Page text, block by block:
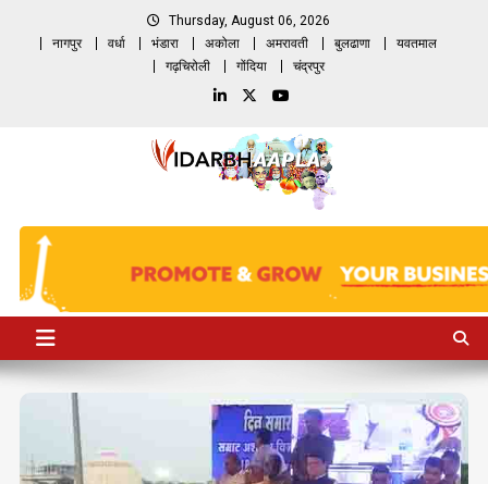
Thursday, August 06, 2026
नागपुर
वर्धा भंडारा अकोला अमरावती बुलढाणा
यवतमाल
गढ़चिरोली
गोंदिया चंद्रपुर